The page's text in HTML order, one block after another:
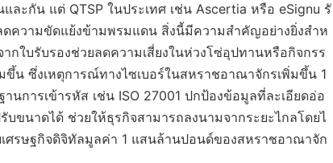
ะกัน แต่ QTSP ในประเทศ เช่น Ascertia หรือ eSignu รั
ความขัดแย้งข้ามพรมแดน สิ่งนี้มีความสำคัญอย่างยิ่งสำห
กใบรับรองช่วยลดความเสี่ยงในห่วงโซ่อุปทานหรือกิจกรร
น ซึ่งเหตุการณ์ทางไซเบอร์ในสหราชอาณาจักรเพิ่มขึ้น 1
นการเข้ารหัส เช่น ISO 27001 ปกป้องข้อมูลที่ละเอียดอ่อ
ขนาดได้ ช่วยให้ธุรกิจสามารถลงนามจากระยะไกลโดยไ
รษฐกิจดิจิทัลมูลค่า 1 แสนล้านปอนด์ของสหราชอาณาจัก